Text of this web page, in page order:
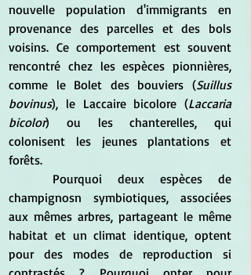
nouvelle population d'immigrants en
provenance des parcelles et des bols
voisins. Ce comportement est souvent
rencontré chez les espèces pionnières,
comme le Bolet des bouviers (Suillus
bovinus), le Laccaire bicolore (Laccaria
bicolor) ou les chanterelles, qui
colonisent les jeunes plantations et
forêts.
champignosn symbiotiques, associées
aux mêmes arbres, partageant le même
habitat et un climat identique, optent
pour des modes de reproduction si